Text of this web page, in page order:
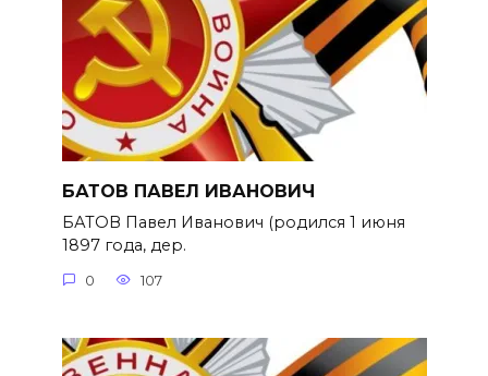
БАТОВ ПАВЕЛ ИВАНОВИЧ
БАТОВ Павел Иванович (родился 1 июня
1897 года, дер.
0 107